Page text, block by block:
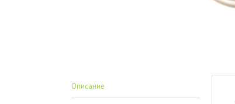
Описание